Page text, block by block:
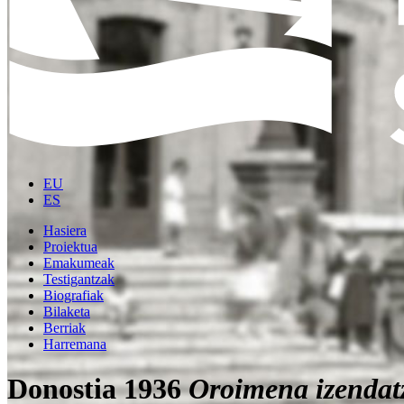
EU
ES
Hasiera
Proiektua
Emakumeak
Testigantzak
Biografiak
Bilaketa
Berriak
Harremana
Donostia 1936Oroimena